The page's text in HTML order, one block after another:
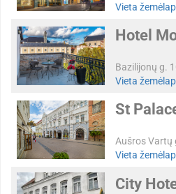
Vieta
Hotel
Bazilijonų g.
Vieta
St
Aušros Vartų
Vieta
City